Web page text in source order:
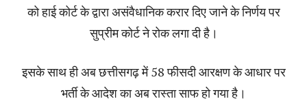
को हाई कोर्ट के द्वारा असंवैधानिक करार दिए जाने के निर्णय पर
सुप्रीम कोर्ट ने रोक लगा दी है।
इसके साथ ही अब छत्तीसगढ़ में 58 फीसदी आरक्षण के आधार पर
भर्ती के आदेश का अब रास्ता साफ हो गया है।